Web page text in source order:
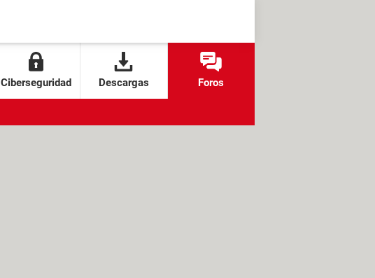
Ciberseguridad Descargas Foros